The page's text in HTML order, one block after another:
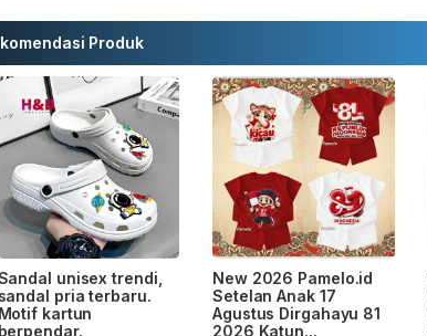
Produk
unisex trendi,
sandal pria terbaru.
Motif kartun
berpendar.
New 2026 Pamelo.id
Setelan Anak 17
Agustus Dirgahayu 81
2026 Katun...